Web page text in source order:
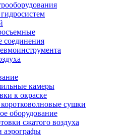
соединения
камеры
к окраске
сушки
оборудование
сжатого воздуха
аэрографы